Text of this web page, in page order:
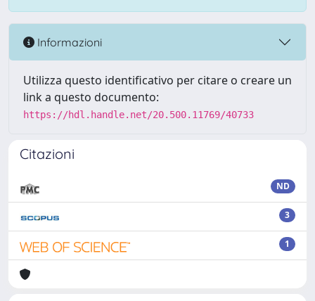
Informazioni
Utilizza questo identificativo per citare o creare un
link a questo documento:
https://hdl.handle.net/20.500.11769/40733
Citazioni
ND
3
1